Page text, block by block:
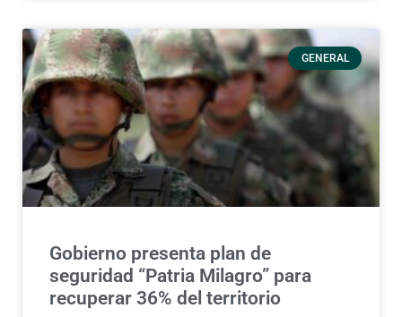
GENERAL
Gobierno presenta plan de
seguridad “Patria Milagro” para
recuperar 36% del territorio